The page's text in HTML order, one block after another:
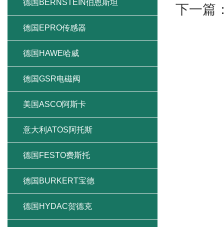
下一篇
德国BERNSTEIN伯恩斯坦
德国EPRO传感器
德国HAWE哈威
德国GSR电磁阀
美国ASCO阿斯卡
意大利ATOS阿托斯
德国FESTO费斯托
德国BURKERT宝德
德国HYDAC贺德克